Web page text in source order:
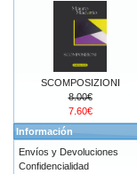
SCOMPOSIZIONI
8.00€
7.60€
Información
Envíos y Devoluciones
Confidencialidad